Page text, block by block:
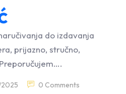
do izdavanja
prijazno, stručno,
0 Comments